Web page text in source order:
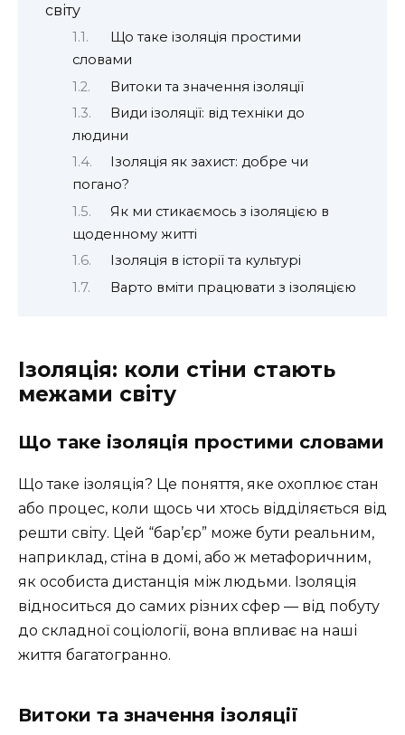
світу
Що таке ізоляція простими
словами
Витоки та значення ізоляції
Види ізоляції: від техніки до
людини
Ізоляція як захист: добре чи
погано?
Як ми стикаємось з ізоляцією в
щоденному житті
Ізоляція в історії та культурі
Варто вміти працювати з ізоляцією
Ізоляція: коли стіни стають
межами світу
Що таке ізоляція простими словами
Що таке ізоляція? Це поняття, яке охоплює стан
або процес, коли щось чи хтось відділяється від
решти світу. Цей “бар’єр” може бути реальним,
наприклад, стіна в домі, або ж метафоричним,
як особиста дистанція між людьми. Ізоляція
відноситься до самих різних сфер — від побуту
до складної соціології, вона впливає на наші
життя багатогранно.
Витоки та значення ізоляції